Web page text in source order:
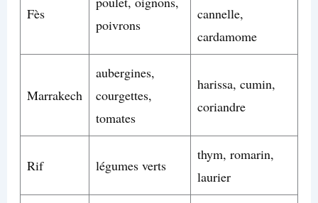
Fès
poivrons
cannelle,
cardamome
Marrakech
aubergines,
courgettes,
tomates
harissa, cumin,
coriandre
Rif légumes verts
thym, romarin,
laurier